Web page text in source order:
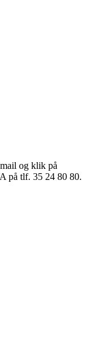
og klik på
på tlf. 35 24 80 80.